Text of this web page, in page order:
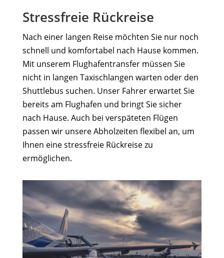
Stressfreie Rückreise
Nach einer langen Reise möchten Sie nur noch
schnell und komfortabel nach Hause kommen.
Mit unserem Flughafentransfer müssen Sie
nicht in langen Taxischlangen warten oder den
Shuttlebus suchen. Unser Fahrer erwartet Sie
bereits am Flughafen und bringt Sie sicher
nach Hause. Auch bei verspäteten Flügen
passen wir unsere Abholzeiten flexibel an, um
Ihnen eine stressfreie Rückreise zu
ermöglichen.